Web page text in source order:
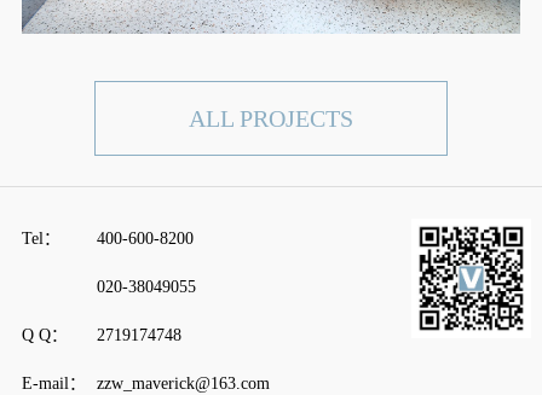
ALL PROJECTS
Tel： 400-600-8200
020-38049055
Q Q： 2719174748
E-mail： zzw_maverick@163.com